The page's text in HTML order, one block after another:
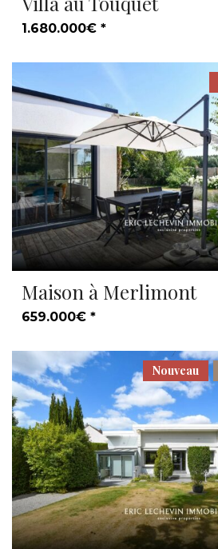
1.680.000€ *
Maison à Merlimont
659.000€ *
Nouveau